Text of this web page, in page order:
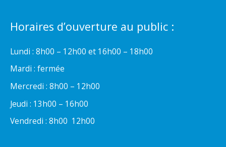
Horaires d’ouverture au public :
Lundi : 8h00 – 12h00 et 16h00 – 18h00
Mardi : fermée
Mercredi : 8h00 – 12h00
Jeudi : 13h00 – 16h00
Vendredi : 8h00  12h00